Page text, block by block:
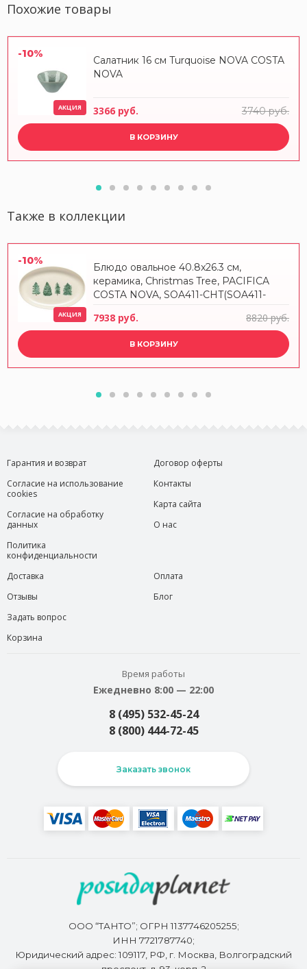
Похожие товары
-10%
АКЦИЯ
Салатник 16 см Turquoise NOVA COSTA
NOVA
3366 руб. 3740 руб.
В КОРЗИНУ
Также в коллекции
-10%
АКЦИЯ
Блюдо овальное 40.8x26.3 см,
керамика, Christmas Tree, PACIFICA
COSTA NOVA, SOA411-CHT(SOA411-
7938 руб. 8820 руб.
В КОРЗИНУ
Гарантия и возврат
Согласие на использование
cookies
Согласие на обработку
данных
Политика
конфиденциальности
Договор оферты
Контакты
Карта сайта
О нас
Доставка
Отзывы
Задать вопрос
Корзина
Оплата
Блог
Время работы
Ежедневно 8:00 — 22:00
8 (495) 532-45-24
8 (800) 444-72-45
Заказать звонок
ООО “ТАНТО”; ОГРН 1137746205255;
ИНН 7721787740;
Юридический адрес: 109117, РФ, г. Москва, Волгоградский